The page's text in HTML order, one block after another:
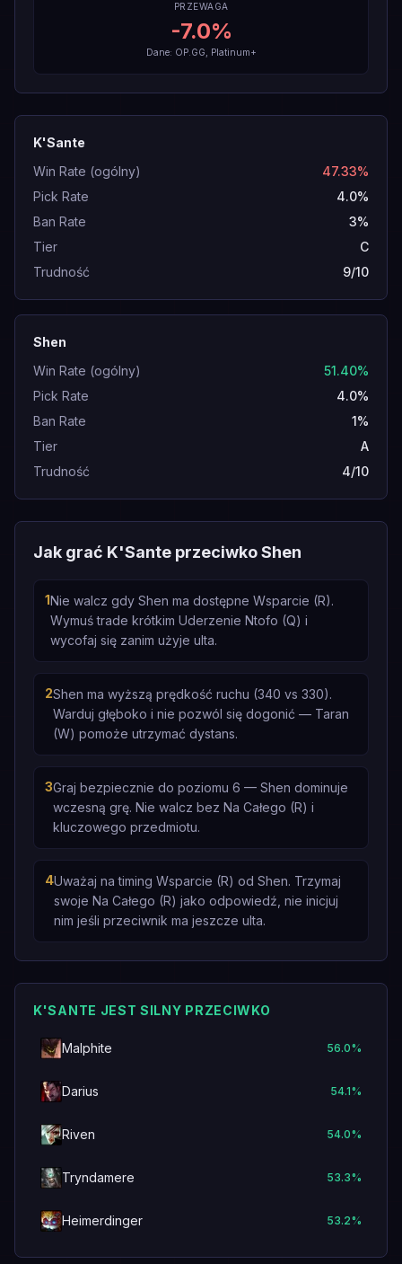
PRZEWAGA
-7.0%
Dane: OP.GG, Platinum+
K'Sante
Win Rate (ogólny)
47.33%
Pick Rate
4.0%
Ban Rate
3%
Tier
C
Trudność
9/10
Shen
Win Rate (ogólny)
51.40%
Pick Rate
4.0%
Ban Rate
1%
Tier
A
Trudność
4/10
Jak grać K'Sante przeciwko Shen
1Nie walcz gdy Shen ma dostępne Wsparcie (R).
Wymuś trade krótkim Uderzenie Ntofo (Q) i
wycofaj się zanim użyje ulta.
2Shen ma wyższą prędkość ruchu (340 vs 330).
Warduj głęboko i nie pozwól się dogonić — Taran
(W) pomoże utrzymać dystans.
3Graj bezpiecznie do poziomu 6 — Shen dominuje
wczesną grę. Nie walcz bez Na Całego (R) i
kluczowego przedmiotu.
4Uważaj na timing Wsparcie (R) od Shen. Trzymaj
swoje Na Całego (R) jako odpowiedź, nie inicjuj
nim jeśli przeciwnik ma jeszcze ulta.
K'SANTE JEST SILNY PRZECIWKO
Malphite 56.0%
Darius 54.1%
Riven 54.0%
Tryndamere 53.3%
Heimerdinger 53.2%